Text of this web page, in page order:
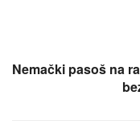
Nemački pasoš na